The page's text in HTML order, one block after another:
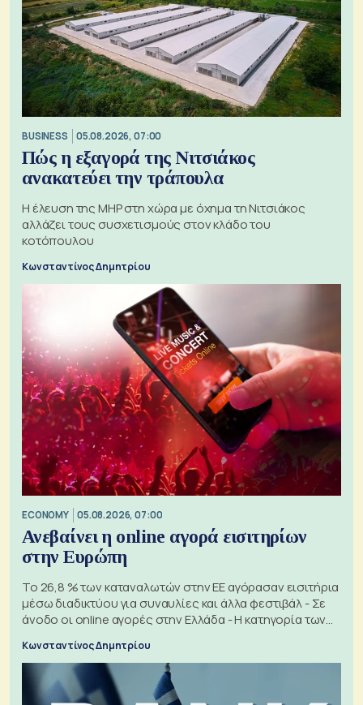
BUSINESS 05.08.2026, 07:00
Πώς η εξαγορά της Νιτσιάκος
ανακατεύει την τράπουλα
H έλευση της MHP στη χώρα με όχημα τη Νιτσιάκος
αλλάζει τους συσχετισμούς στον κλάδο του
κοτόπουλου
Κωνσταντίνος Δημητρίου
ECONOMY 05.08.2026, 07:00
Ανεβαίνει η online αγορά εισιτηρίων
στην Ευρώπη
Το 26,8 % των καταναλωτών στην ΕΕ αγόρασαν εισιτήρια
μέσω διαδικτύου για συναυλίες και άλλα φεστιβάλ - Σε
άνοδο οι online αγορές στην Ελλάδα - Η κατηγορία των
Κωνσταντίνος Δημητρίου